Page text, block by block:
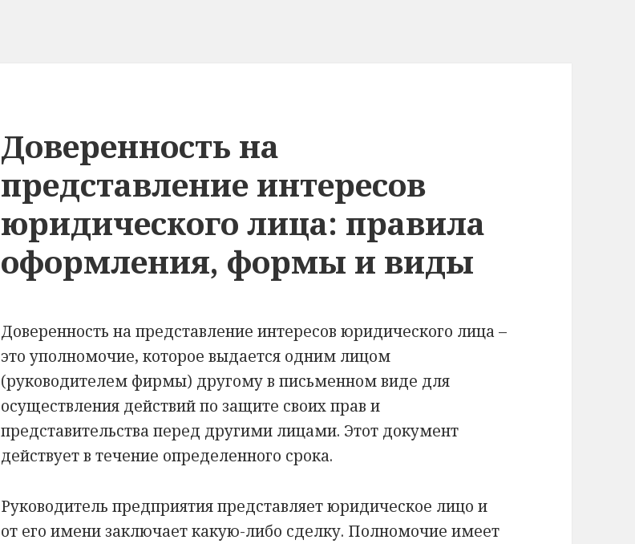
Доверенность на
представление интересов
юридического лица: правила
оформления, формы и виды
Доверенность на представление интересов юридического лица –
это уполномочие, которое выдается одним лицом
(руководителем фирмы) другому в письменном виде для
осуществления действий по защите своих прав и
представительства перед другими лицами. Этот документ
действует в течение определенного срока.
Руководитель предприятия представляет юридическое лицо и
от его имени заключает какую-либо сделку. Полномочие имеет